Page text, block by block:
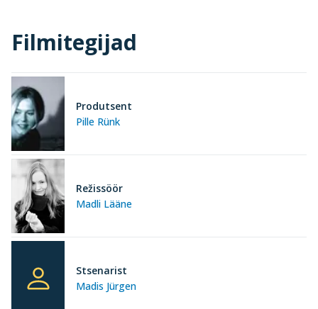
Filmitegijad
Pille Rünk
Produtsent
Madli Lääne
Režissöör
Madis Jürgen
Stsenarist